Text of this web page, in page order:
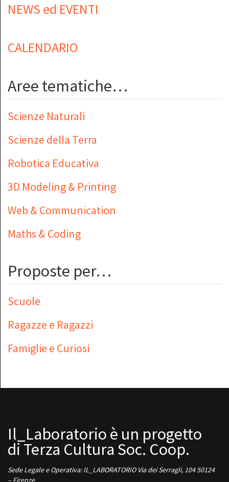
NEWS ed EVENTI
CALENDARIO
Aree tematiche…
Scienze Naturali
Scienze della Terra
Robotica Educativa
3D Modeling & Printing
Web & Communication
Maths & Coding
Proposte per…
Scuole
Ragazze e Ragazzi
Famiglie e Curiosi
Il_Laboratorio è un progetto
di Terza Cultura Soc. Coop.
Sede Legale e Operativa: IL_LABORATORIO Via dei Serragli, 104 50124
– Firenze